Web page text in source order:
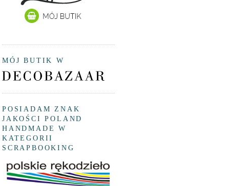
MÓJ BUTIK W
POSIADAM ZNAK
JAKOŚCI POLAND
HANDMADE W
KATEGORII
SCRAPBOOKING